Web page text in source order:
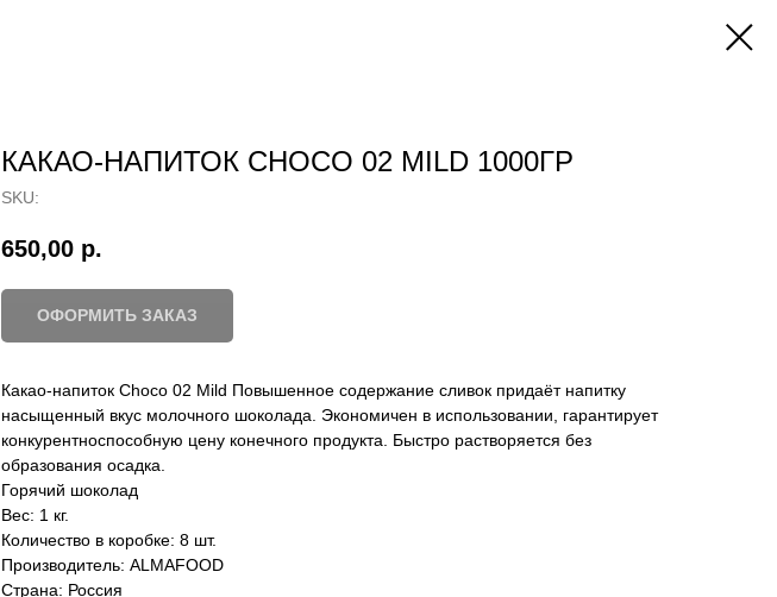
КАКАО-НАПИТОК CHOCO 02 MILD 1000ГР
SKU:
650,00 р.
ОФОРМИТЬ ЗАКАЗ
Какао-напиток Choco 02 Mild Повышенное содержание сливок придаёт напитку
насыщенный вкус молочного шоколада. Экономичен в использовании, гарантирует
конкурентноспособную цену конечного продукта. Быстро растворяется без
образования осадка.
Горячий шоколад
Вес: 1 кг.
Количество в коробке: 8 шт.
Производитель: ALMAFOOD
Страна: Россия